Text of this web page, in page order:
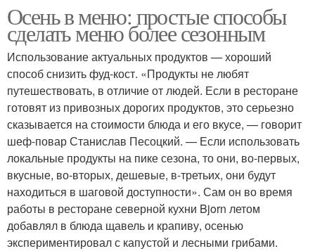
Осень в меню: простые способы
сделать меню более сезонным
Использование актуальных продуктов — хороший
способ снизить фуд-кост. «Продукты не любят
путешествовать, в отличие от людей. Если в ресторане
готовят из привозных дорогих продуктов, это серьезно
сказывается на стоимости блюда и его вкусе, — говорит
шеф-повар Станислав Песоцкий. — Если использовать
локальные продукты на пике сезона, то они, во-первых,
вкусные, во-вторых, дешевые, в-третьих, они будут
находиться в шаговой доступности». Сам он во время
работы в ресторане северной кухни Bjorn летом
добавлял в блюда щавель и крапиву, осенью
экспериментировал с капустой и лесными грибами.